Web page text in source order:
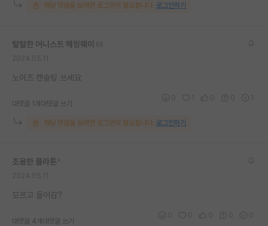
해당 댓글을 보려면 로그인이 필요합니다. 로그인하기
털털한 어니스트 헤밍웨이
노이즈 캔슬링 쓰세요
대댓글 1개 대댓글 쓰기
해당 댓글을 보려면 로그인이 필요합니다. 로그인하기
조용한 플라톤
모르고 들어감?
대댓글 4개 대댓글 쓰기